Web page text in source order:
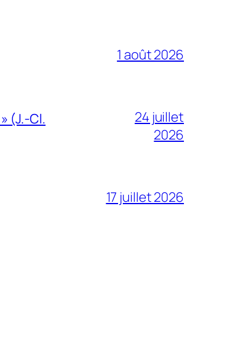
1 août 2026
(J.-Cl.
24 juillet
2026
17 juillet 2026